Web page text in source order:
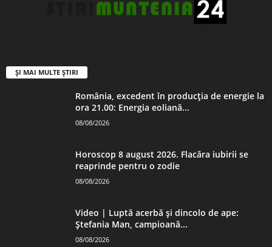
ȘI MAI MULTE ȘTIRI
România, excedent în producția de energie la
ora 21.00: Energia eoliană...
08/08/2026
Horoscop 8 august 2026. Flacăra iubirii se
reaprinde pentru o zodie
08/08/2026
Video | Luptă acerbă și dincolo de ape:
Ștefania Man, campioană...
08/08/2026